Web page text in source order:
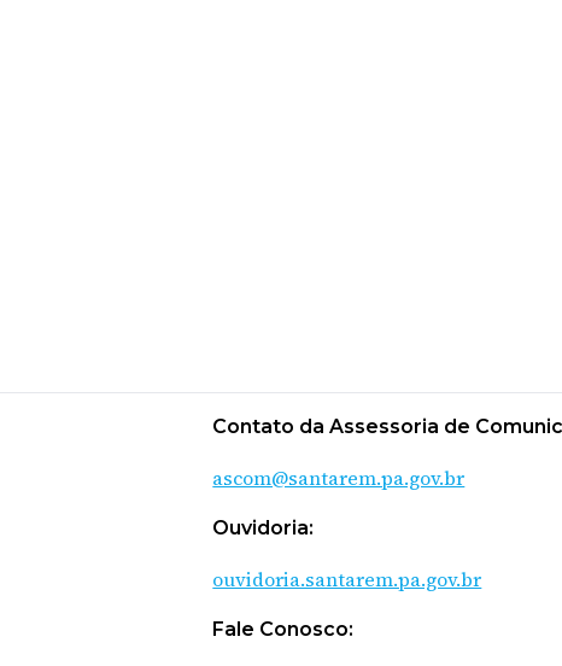
Contato da Assessoria de
ascom@santarem.pa.gov.br
Ouvidoria:
ouvidoria.santarem.pa.gov.br
Fale Conosco: